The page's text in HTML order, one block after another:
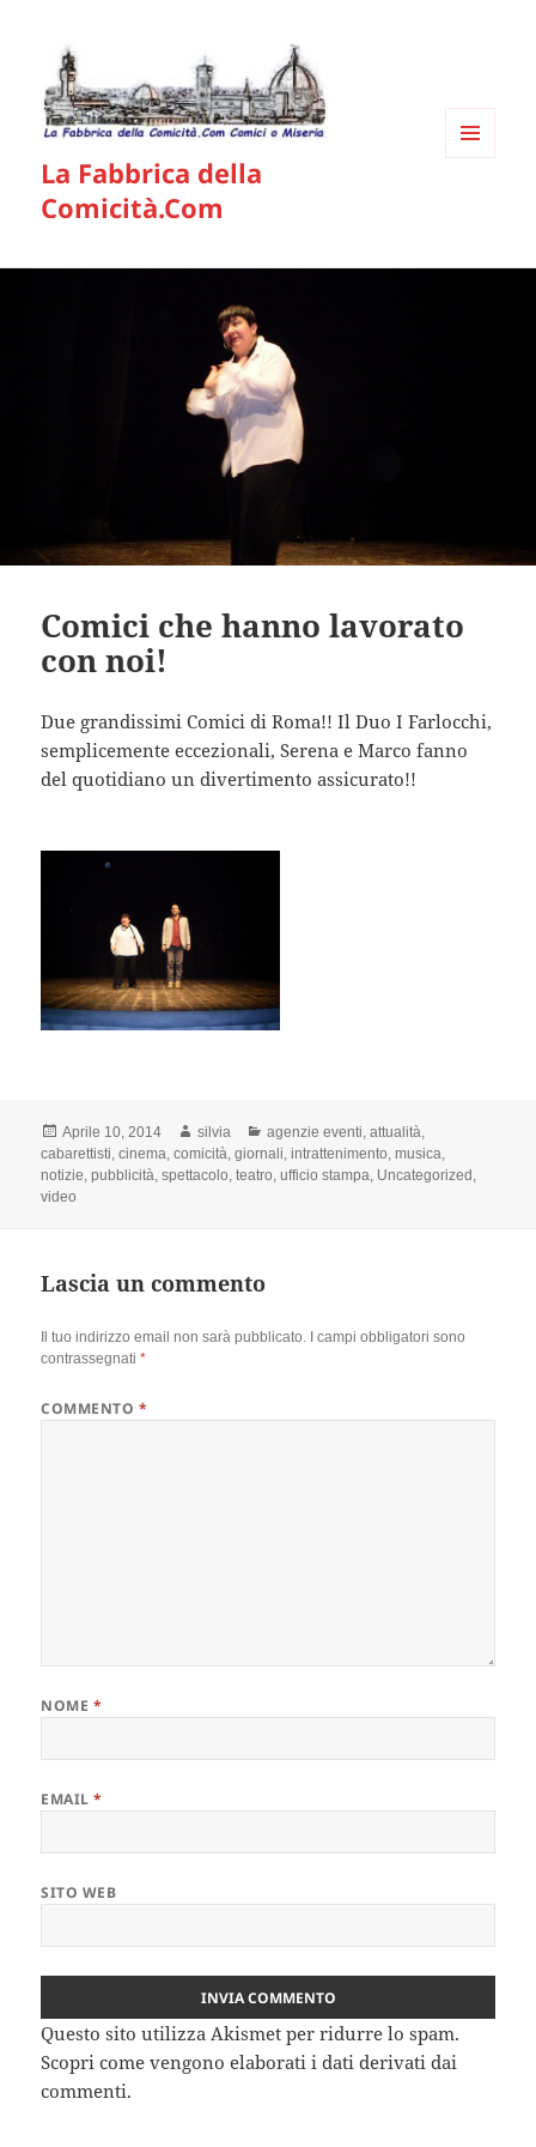
La Fabbrica della
Comicità.Com
Comici che hanno lavorato
con noi!
Due grandissimi Comici di Roma!! Il Duo I Farlocchi,
semplicemente eccezionali, Serena e Marco fanno
del quotidiano un divertimento assicurato!!
Scritto
il
Aprile 10, 2014 Autore
silvia Categorie
agenzie eventi ,attualità
cabarettisti ,cinema ,comicità ,giornali ,intrattenimento ,musica
notizie ,pubblicità ,spettacolo ,teatro ,ufficio stampa Uncategorized
video
Lascia un commento
Il tuo indirizzo email non sarà pubblicato.
I campi obbligatori sono
contrassegnati*
COMMENTO *
NOME *
EMAIL*
SITO WEB
Questo sito utilizza Akismet per ridurre lo spam.
Scopri come vengono elaborati i dati derivati dai
commenti.